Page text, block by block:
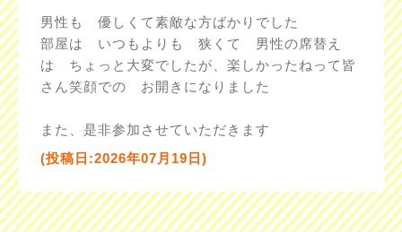
男性も 優しくて素敵な方ばかりでした
部屋は いつもよりも 狭くて 男性の席替え
は ちょっと大変でしたが、楽しかったねって皆
さん笑顔での お開きになりました
また、是非参加させていただきます
(投稿日:2026年07月19日)